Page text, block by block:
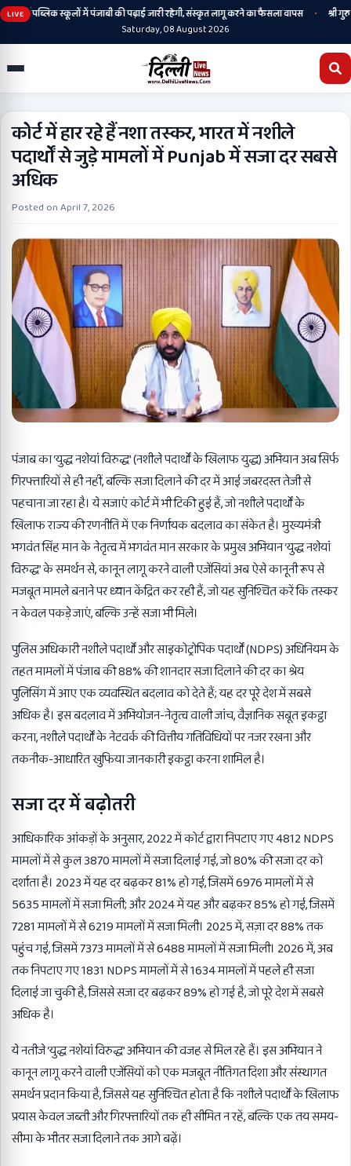
LIVEपब्लिक स्कूलों में पंजाबी की पढ़ाई जारी रहेगी, संस्कृत लागू करने का फैसला वापस •
श्री गुरु
Saturday, 08 August 2026
कोर्ट में हार रहे हैं नशा तस्कर, भारत में नशीले
पदार्थों से जुड़े मामलों में Punjab में सजा दर सबसे
अधिक
Posted onApril 7, 2026
पंजाब का ‘युद्ध नशेयां विरुद्ध’ (नशीले पदार्थों के खिलाफ युद्ध) अभियान अब सिर्फ
गिरफ्तारियों से ही नहीं, बल्कि सजा दिलाने की दर में आई जबरदस्त तेजी से
पहचाना जा रहा है। ये सजाएं कोर्ट में भी टिकी हुई हैं, जो नशीले पदार्थों के
खिलाफ राज्य की रणनीति में एक निर्णायक बदलाव का संकेत है। मुख्यमंत्री
भगवंत सिंह मान के नेतृत्व में भगवंत मान सरकार के प्रमुख अभियान ‘युद्ध नशेयां
विरुद्ध’ के समर्थन से, कानून लागू करने वाली एजेंसियां अब ऐसे कानूनी रूप से
मजबूत मामले बनाने पर ध्यान केंद्रित कर रही हैं, जो यह सुनिश्चित करें कि तस्कर
न केवल पकड़े जाएं, बल्कि उन्हें सजा भी मिले।
पुलिस अधिकारी नशीले पदार्थों और साइकोट्रोपिक पदार्थों (NDPS) अधिनियम के
तहत मामलों में पंजाब की 88% की शानदार सजा दिलाने की दर का श्रेय
पुलिसिंग में आए एक व्यवस्थित बदलाव को देते हैं; यह दर पूरे देश में सबसे
अधिक है। इस बदलाव में अभियोजन-नेतृत्व वाली जांच, वैज्ञानिक सबूत इकट्ठा
करना, नशीले पदार्थों के नेटवर्क की वित्तीय गतिविधियों पर नजर रखना और
तकनीक-आधारित खुफिया जानकारी इकट्ठा करना शामिल है।
सजा दर में बढ़ोतरी
आधिकारिक आंकड़ों के अनुसार, 2022 में कोर्ट द्वारा निपटाए गए 4812 NDPS
मामलों में से कुल 3870 मामलों में सजा दिलाई गई, जो 80% की सजा दर को
दर्शाता है। 2023 में यह दर बढ़कर 81% हो गई, जिसमें 6976 मामलों में से
5635 मामलों में सजा मिली; और 2024 में यह और बढ़कर 85% हो गई, जिसमें
7281 मामलों में से 6219 मामलों में सजा मिली। 2025 में, सज़ा दर 88% तक
पहुंच गई, जिसमें 7373 मामलों में से 6488 मामलों में सजा मिली। 2026 में, अब
तक निपटाए गए 1831 NDPS मामलों में से 1634 मामलों में पहले ही सजा
दिलाई जा चुकी है, जिससे सजा दर बढ़कर 89% हो गई है, जो पूरे देश में सबसे
अधिक है।
ये नतीजे ‘युद्ध नशेयां विरुद्ध’ अभियान की वजह से मिल रहे हैं। इस अभियान ने
कानून लागू करने वाली एजेंसियों को एक मजबूत नीतिगत दिशा और संस्थागत
समर्थन प्रदान किया है, जिससे यह सुनिश्चित होता है कि नशीले पदार्थों के खिलाफ
प्रयास केवल जब्ती और गिरफ्तारियों तक ही सीमित न रहें, बल्कि एक तय समय-
सीमा के भीतर सजा दिलाने तक आगे बढ़ें।